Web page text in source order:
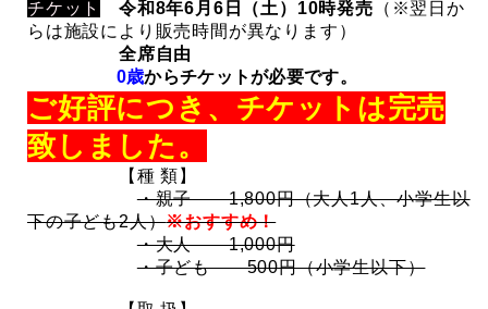
チケット 令和8年6月6日（土）10時発売 （※翌日か
らは施設により販売時間が異なります）
全席自由
0歳からチケットが必要です。
ご好評につき、チケットは完売
致しました。
【種 類】
・親子 1,800円（大人1人、小学生以
下の子ども2人）※おすすめ！
・大人 1,000円
・子ども 500円（小学生以下）